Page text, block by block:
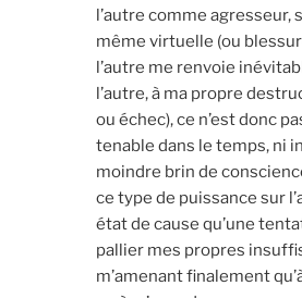
l’autre comme agresseur,
même virtuelle (ou
l’autre me renvoie
l’autre, à ma propre
ou échec), ce n’est donc
tenable dans le temps, ni
moindre brin de
ce type de puissance sur
état de cause qu’une
pallier mes propres
m’amenant finalement